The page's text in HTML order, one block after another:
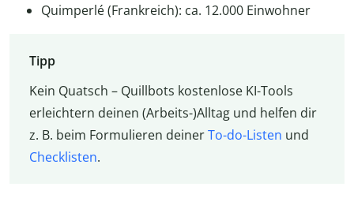
Quimperlé (Frankreich): ca. 12.000 Einwohner
Tipp
Kein Quatsch – Quillbots kostenlose KI-Tools
erleichtern deinen (Arbeits-)Alltag und helfen dir
z. B. beim Formulieren deinerTo-do-Listen und
Checklisten.